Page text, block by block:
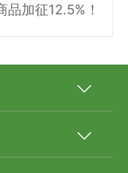
加征12.5%！